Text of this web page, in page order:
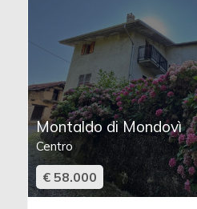
Montaldo di Mondovì
Centro
€ 58.000